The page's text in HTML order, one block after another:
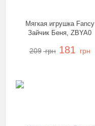
Мягкая игрушка Fancy
Зайчик Беня, ZBYA0
209 грн 181 грн